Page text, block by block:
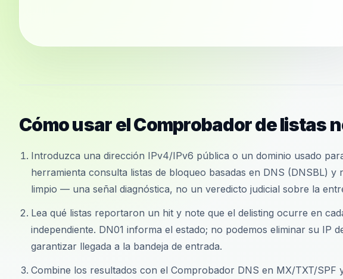
Cómo usar el Comprobador de listas
Introduzca una dirección IPv4/IPv6 pública o un dominio usado
herramienta consulta listas de bloqueo basadas en DNS (DNSBL) y
limpio — una señal diagnóstica, no un veredicto judicial sobre la
Lea qué listas reportaron un hit y note que el delisting ocurre en
independiente. DN01 informa el estado; no podemos eliminar su IP
garantizar llegada a la bandeja de entrada.
Combine los resultados con el Comprobador DNS en MX/TXT/SPF